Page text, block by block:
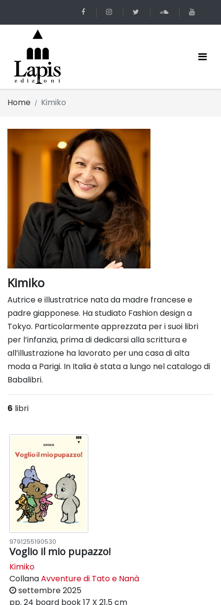
Home Kimiko
Kimiko
Autrice e illustratrice nata da madre francese e
padre giapponese. Ha studiato Fashion design a
Tokyo. Particolarmente apprezzata per i suoi libri
per l’infanzia, prima di dedicarsi alla scrittura e
all’illustrazione ha lavorato per una casa di alta
moda a Parigi. In Italia è stata a lungo nel catalogo di
Babalibri.
6 libri
9791255190530
Voglio il mio pupazzo!
Kimiko
CollanaAvventure di Tato e Nanà
settembre 2025
pp. 24 board book17 X 21,5 cm